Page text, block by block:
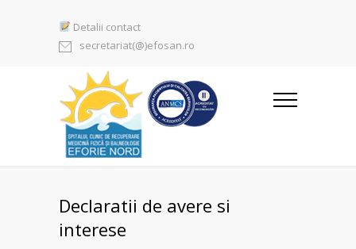
Detalii contact
secretariat(@)efosan.ro
Declaratii de avere si
interese